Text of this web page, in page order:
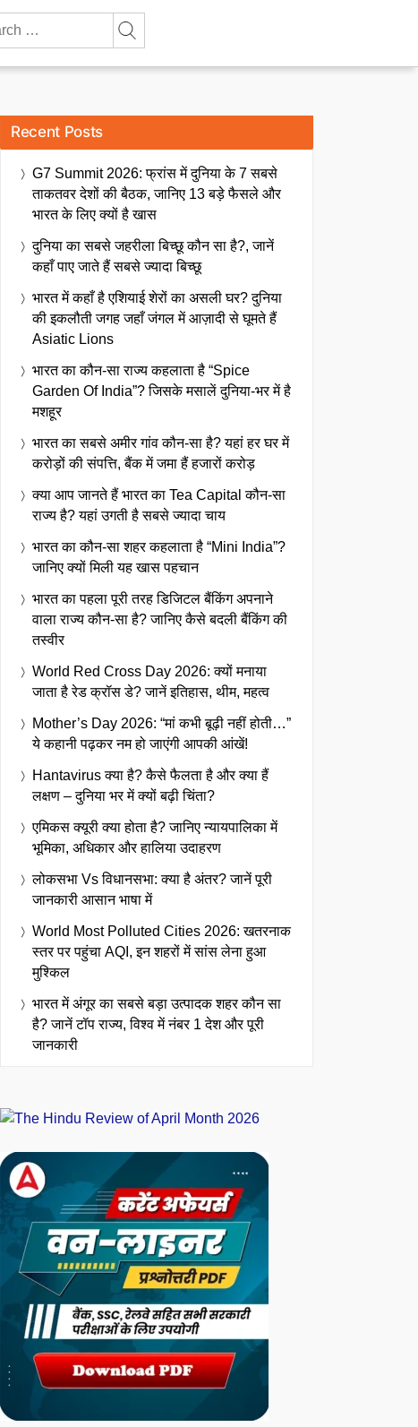
Recent Posts
G7 Summit 2026: फ्रांस में दुनिया के 7 सबसे
ताकतवर देशों की बैठक, जानिए 13 बड़े फैसले और
भारत के लिए क्यों है खास
दुनिया का सबसे जहरीला बिच्छू कौन सा है?, जानें
कहाँ पाए जाते हैं सबसे ज्यादा बिच्छू
भारत में कहाँ है एशियाई शेरों का असली घर? दुनिया
की इकलौती जगह जहाँ जंगल में आज़ादी से घूमते हैं
Asiatic Lions
भारत का कौन-सा राज्य कहलाता है “Spice
Garden Of India”? जिसके मसालें दुनिया-भर में है
मशहूर
भारत का सबसे अमीर गांव कौन-सा है? यहां हर घर में
करोड़ों की संपत्ति, बैंक में जमा हैं हजारों करोड़
क्या आप जानते हैं भारत का Tea Capital कौन-सा
राज्य है? यहां उगती है सबसे ज्यादा चाय
भारत का कौन-सा शहर कहलाता है “Mini India”?
जानिए क्यों मिली यह खास पहचान
भारत का पहला पूरी तरह डिजिटल बैंकिंग अपनाने
वाला राज्य कौन-सा है? जानिए कैसे बदली बैंकिंग की
तस्वीर
World Red Cross Day 2026: क्यों मनाया
जाता है रेड क्रॉस डे? जानें इतिहास, थीम, महत्व
Mother’s Day 2026: “मां कभी बूढ़ी नहीं होती…”
ये कहानी पढ़कर नम हो जाएंगी आपकी आंखें!
Hantavirus क्या है? कैसे फैलता है और क्या हैं
लक्षण – दुनिया भर में क्यों बढ़ी चिंता?
एमिकस क्यूरी क्या होता है? जानिए न्यायपालिका में
भूमिका, अधिकार और हालिया उदाहरण
लोकसभा Vs विधानसभा: क्या है अंतर? जानें पूरी
जानकारी आसान भाषा में
World Most Polluted Cities 2026: खतरनाक
स्तर पर पहुंचा AQI, इन शहरों में सांस लेना हुआ
मुश्किल
भारत में अंगूर का सबसे बड़ा उत्पादक शहर कौन सा
है? जानें टॉप राज्य, विश्व में नंबर 1 देश और पूरी
जानकारी